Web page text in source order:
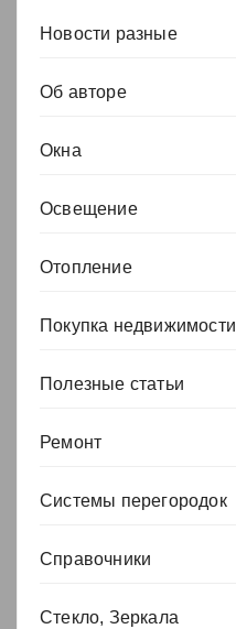
Новости разные
Об авторе
Окна
Освещение
Отопление
Покупка недвижимости
Полезные статьи
Ремонт
Системы перегородок
Справочники
Стекло, Зеркала